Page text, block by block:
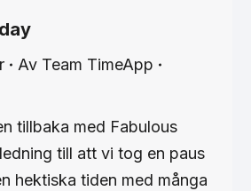
Av Team TimeApp
tillbaka med Fabulous
till att vi tog en paus
hektiska tiden med många